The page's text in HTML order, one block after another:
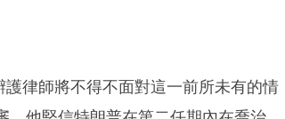
律師將不得不面對這一前所未有的情